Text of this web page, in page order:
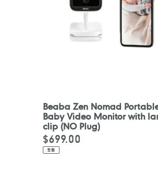
Beaba Zen Nomad
Baby Video Monitor with
clip (NO Plug)
定
$699.00
售罄